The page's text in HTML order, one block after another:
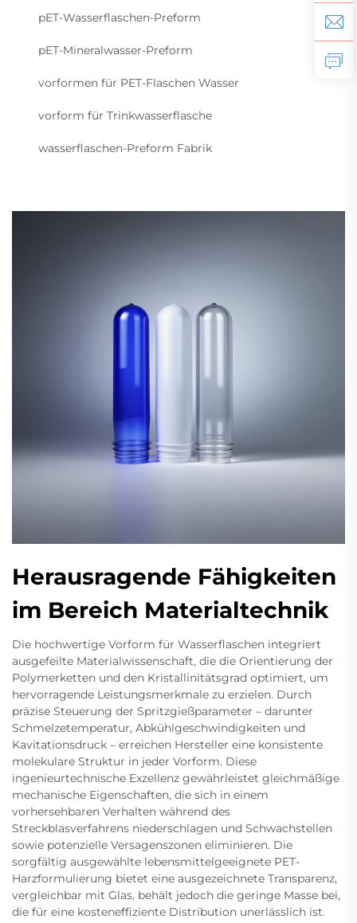
pET-Wasserflaschen-Preform
pET-Mineralwasser-Preform
vorformen für PET-Flaschen Wasser
vorform für Trinkwasserflasche
wasserflaschen-Preform Fabrik
Herausragende Fähigkeiten
im Bereich Materialtechnik
Die hochwertige Vorform für Wasserflaschen integriert
ausgefeilte Materialwissenschaft, die die Orientierung der
Polymerketten und den Kristallinitätsgrad optimiert, um
hervorragende Leistungsmerkmale zu erzielen. Durch
präzise Steuerung der Spritzgießparameter – darunter
Schmelzetemperatur, Abkühlgeschwindigkeiten und
Kavitationsdruck – erreichen Hersteller eine konsistente
molekulare Struktur in jeder Vorform. Diese
ingenieurtechnische Exzellenz gewährleistet gleichmäßige
mechanische Eigenschaften, die sich in einem
vorhersehbaren Verhalten während des
Streckblasverfahrens niederschlagen und Schwachstellen
sowie potenzielle Versagenszonen eliminieren. Die
sorgfältig ausgewählte lebensmittelgeeignete PET-
Harzformulierung bietet eine ausgezeichnete Transparenz,
vergleichbar mit Glas, behält jedoch die geringe Masse bei,
die für eine kosteneffiziente Distribution unerlässlich ist.